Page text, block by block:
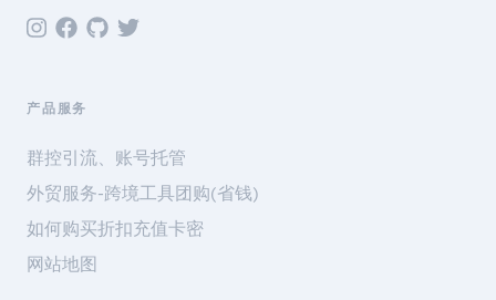
产品服务
群控引流、账号托管
外贸服务-跨境工具团购(省钱)
如何购买折扣充值卡密
网站地图